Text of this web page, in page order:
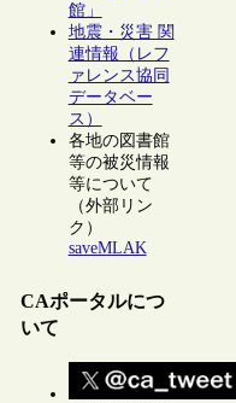
館」
地震・災害 関
連情報（レフ
ァレンス協同
データベー
ス）
各地の図書館
等の被災情報
等について
（外部リン
ク）
saveMLAK
CAポータルにつ
いて